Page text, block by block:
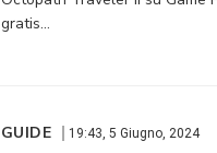
gratis…
GUIDE 19:43, 5 Giugno, 2024